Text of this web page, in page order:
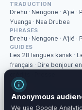
TRADUCTION
Drehu · Nengone · A'jië ·
Yuanga · Naa Drubea
PHRASES
Drehu · Nengone · A'jië ·
GUIDES
Les 28 langues kanak ·
français · Dire bonjour
Independent
Sources: LACITO-
Anonymous
We use Google